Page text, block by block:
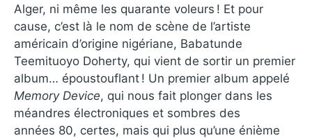
Alger, ni même les quarante voleurs ! Et pour
cause, c’est là le nom de scène de l’artiste
américain d’origine nigériane, Babatunde
Teemituoyo Doherty, qui vient de sortir un premier
album… époustouflant ! Un premier album appelé
Memory Device, qui nous fait plonger dans les
méandres électroniques et sombres des
années 80, certes, mais qui plus qu’une énième